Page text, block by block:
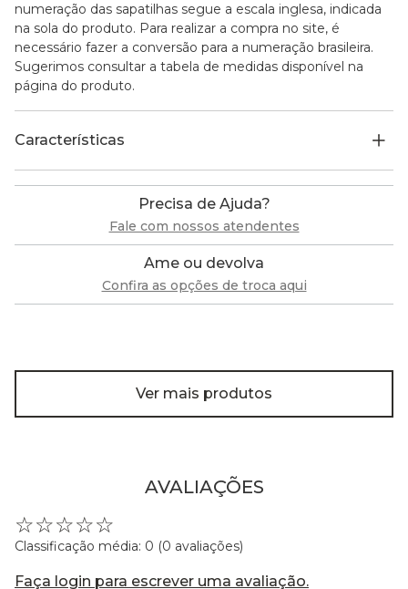
numeração das sapatilhas segue a escala inglesa, indicada
na sola do produto. Para realizar a compra no site, é
necessário fazer a conversão para a numeração brasileira.
Sugerimos consultar a tabela de medidas disponível na
página do produto.
Características
Precisa de Ajuda?
Fale com nossos atendentes
Ame ou devolva
Confira as opções de troca aqui
Ver mais produtos
AVALIAÇÕES
☆☆☆☆☆
Classificação média: 0 (0 avaliações)
Faça login para escrever uma avaliação.